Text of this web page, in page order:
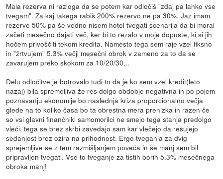
Mala rezerva ni razloga da se potem kar odločiš "zdaj pa lahko vse
tvegam". Za kaj takega rabiš 200% rezervo ne pa 30%. Jaz imam
rezerve 50% pa še vedno nisem hotel tvegati scenarija da bi moral
začeti mesečno dajati več, ker bi to rezalo v moje dopuste, ki si jih
hočem privoščiti tekom kredita. Namesto tega sem raje vzel fiksno
in "žrtvujem" 5.3% večji mesečni obrok v zameno za to da se
zavarujem preko skokom za 10/20/30,..
Delu odločitve je botrovalo tudi to da je ko sem vzel kredit(leto
nazaj) bila spremeljiva že res dolgo obdobje negativna in po pojem
poznavanju ekonomije bo naslednja kriza proporcionalno večja
glede na to koliko časa bo ta obrestna mera prenizka in razen če
so vsi glavni finančniki samomorilci ne smejo tega stanja predolgo
vleči, tega se brez skrbi zavedajo sam kar vlečejo da rešujejo
sedanjost brez ozira na prihodnost. Ergo tveganja za dvig
sprejemljive se z tem razmišljanjem poveča in še manj sem bil
pripravljen tvegati. Vse to tveganje za tistih borih 5.3% mesečnega
obroka manj!